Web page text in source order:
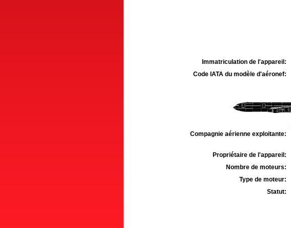
Immatriculation de l'appareil:
Code IATA du modèle d'aéronef:
Compagnie aérienne exploitante:
Propriétaire de l'appareil:
Nombre de moteurs:
Type de moteur:
Statut: